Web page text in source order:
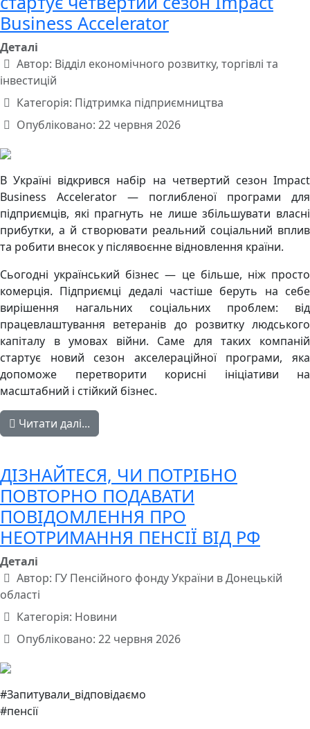
Business Accelerator
Деталі
Автор: Відділ економічного розвитку, торгівлі та
інвестицій
Категорія: Підтримка підприємництва
Опубліковано: 22 червня 2026
В Україні відкрився набір на четвертий сезон Impact
Business Accelerator — поглибленої програми для
підприємців, які прагнуть не лише збільшувати власні
прибутки, а й створювати реальний соціальний вплив
та робити внесок у післявоєнне відновлення країни.
Сьогодні український бізнес — це більше, ніж просто
комерція. Підприємці дедалі частіше беруть на себе
вирішення нагальних соціальних проблем: від
працевлаштування ветеранів до розвитку людського
капіталу в умовах війни. Саме для таких компаній
стартує новий сезон акселераційної програми, яка
допоможе перетворити корисні ініціативи на
масштабний і стійкий бізнес.
Читати далі...
ДІЗНАЙТЕСЯ, ЧИ ПОТРІБНО
ПОВТОРНО ПОДАВАТИ
ПОВІДОМЛЕННЯ ПРО
НЕОТРИМАННЯ ПЕНСІЇ ВІД РФ
Деталі
Автор: ГУ Пенсійного фонду України в Донецькій
області
Категорія: Новини
Опубліковано: 22 червня 2026
#Запитували_відповідаємо
#пенсії